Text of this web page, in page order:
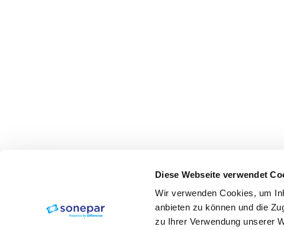
Diese Webseite verwendet
Wir verwenden Cookies, um
anbieten zu können und die
zu Ihrer Verwendung unserer